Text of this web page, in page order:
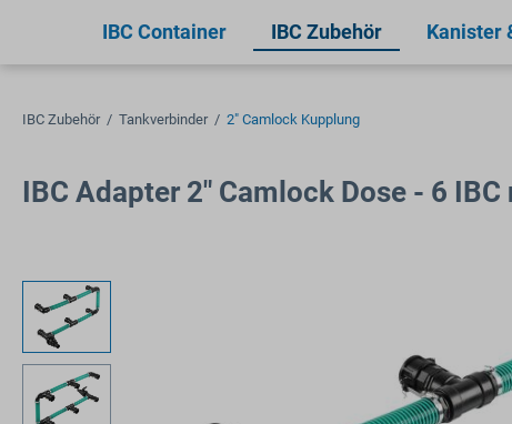
Zur Hauptnavigation springen
IBC Container IBC Zubehör Kanister
IBC Zubehör / Tankverbinder / 2" Camlock Kupplung
IBC Adapter 2" Camlock Dose - 6